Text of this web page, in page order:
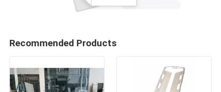
Recommended Products